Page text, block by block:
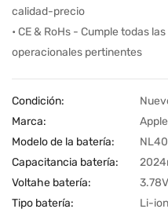
calidad-precio
• CE & RoHs - Cumple todas
operacionales pertinentes
Condición:
Marca:
Apple
Modelo de la batería:
Capacitancia batería:
Voltahe batería:
3.78V
Tipo batería:
Li-ion